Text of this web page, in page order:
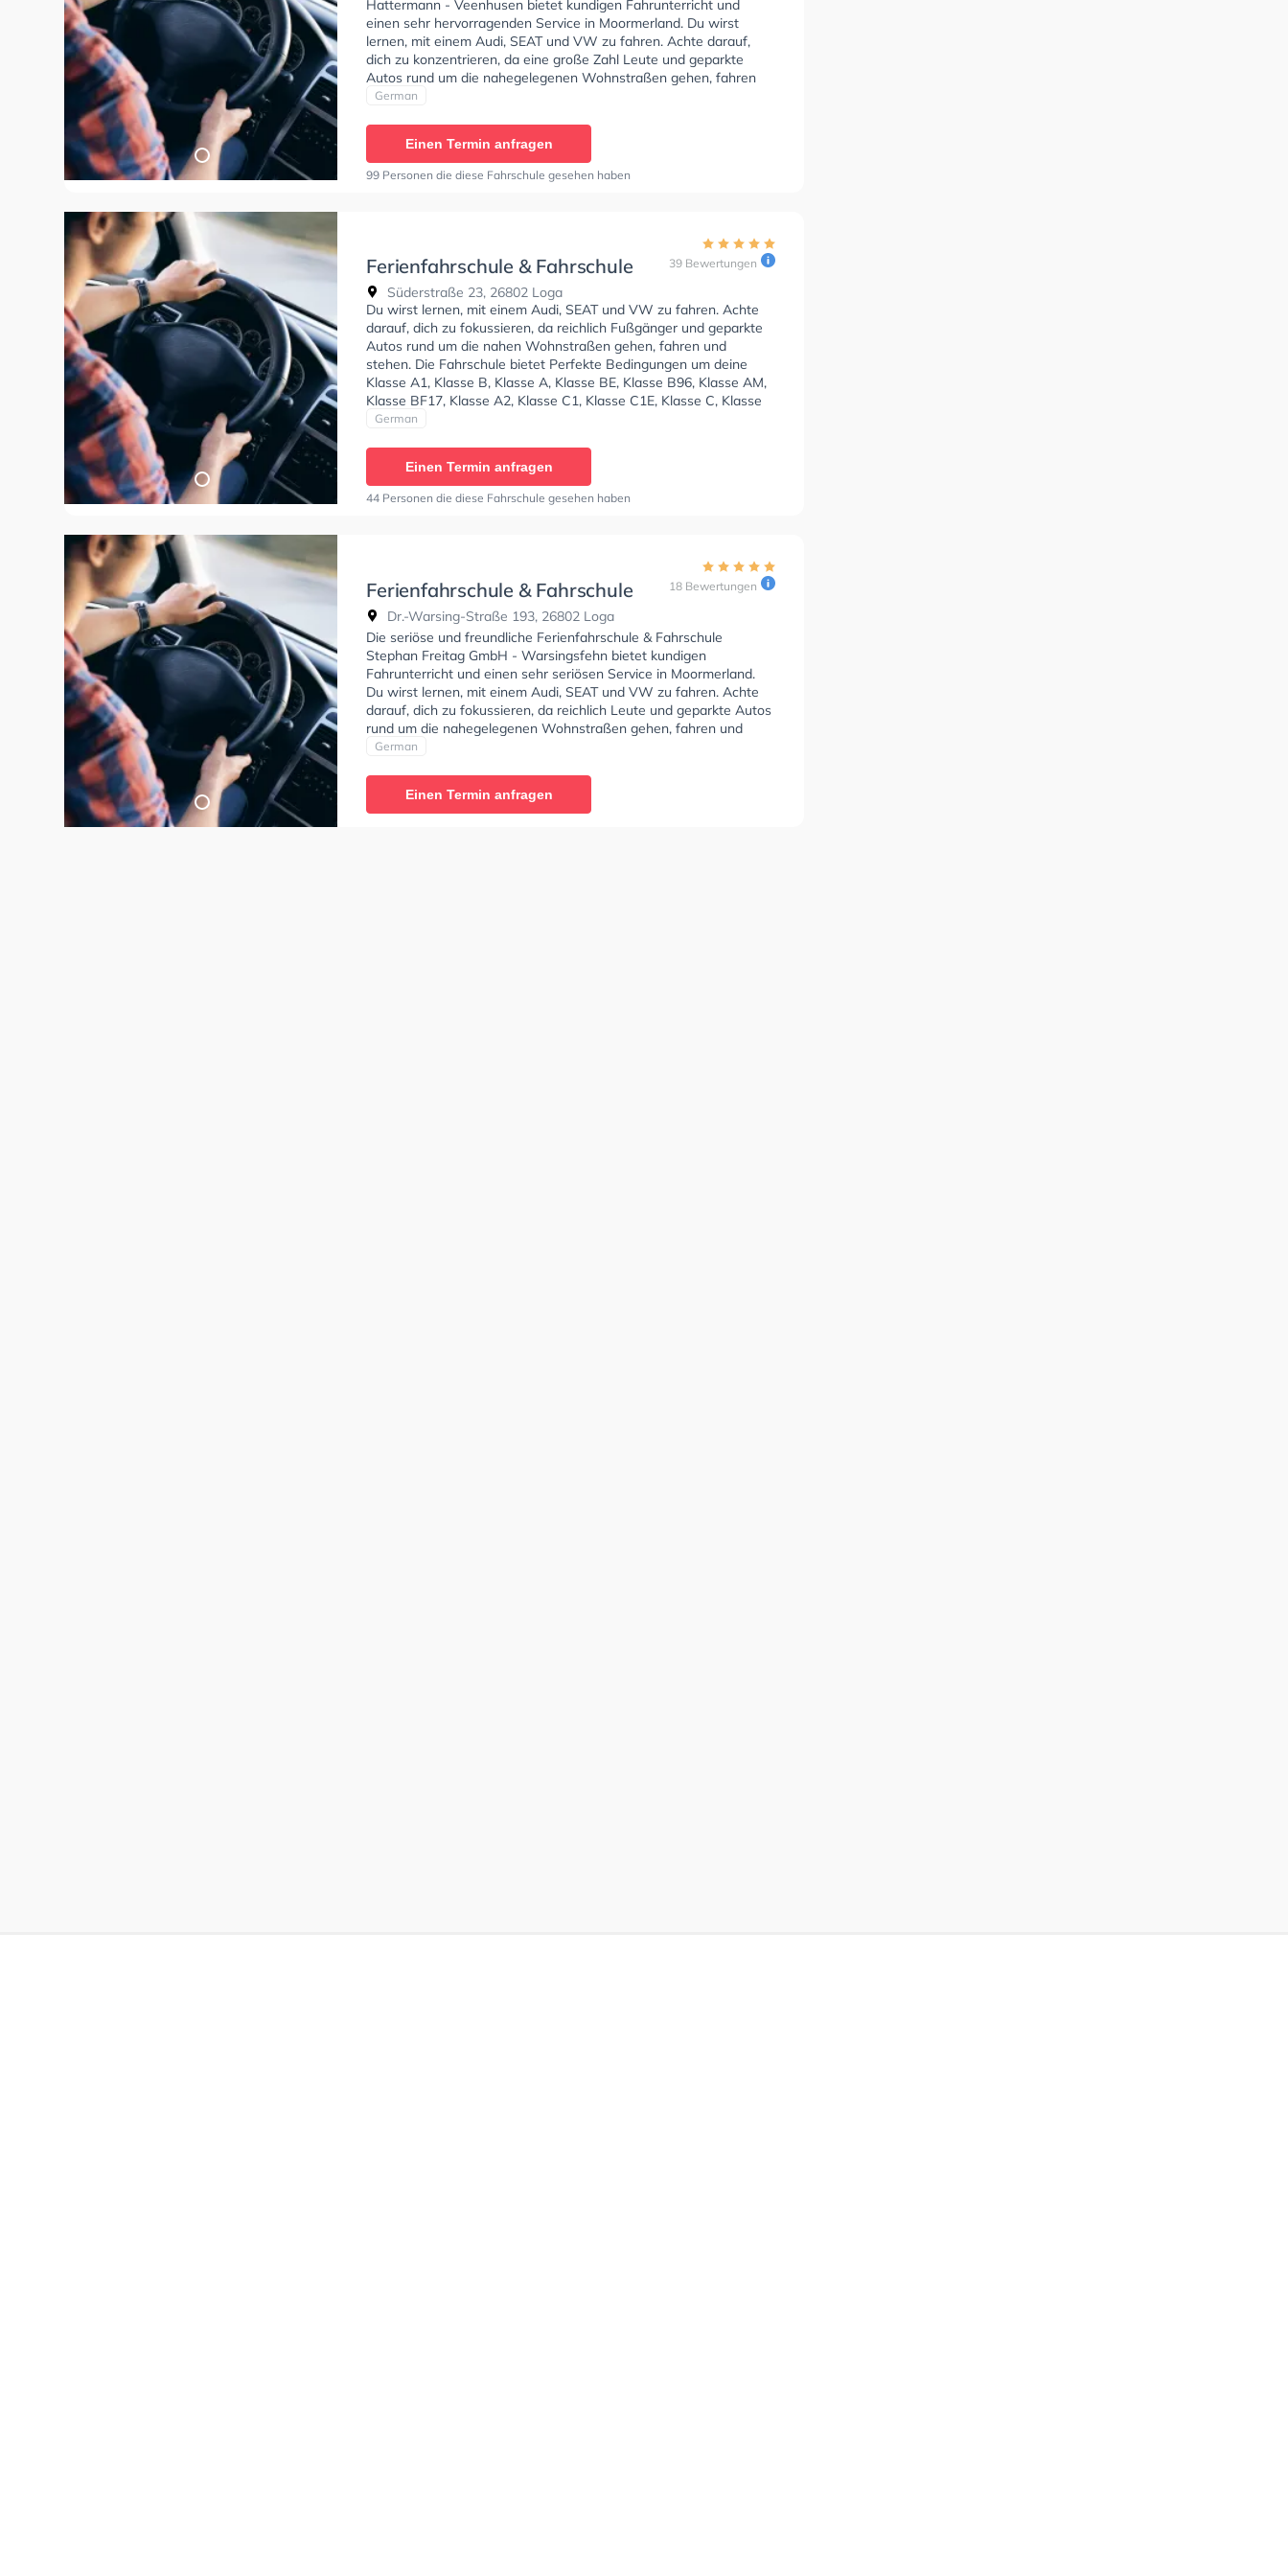
Hattermann - Veenhusen bietet kundigen Fahrunterricht und
einen sehr hervorragenden Service in Moormerland. Du wirst
lernen, mit einem Audi, SEAT und VW zu fahren. Achte darauf,
dich zu konzentrieren, da eine große Zahl Leute und geparkte
Autos rund um die nahegelegenen Wohnstraßen gehen, fahren
und stehen. Die Fahrschule bietet Perfekte Bedingungen um deine
Klasse BF17, Klasse A2, Klasse C1, Klasse C1E, Klasse C, Klasse
CE, Klasse L, Klasse T und Mofa - Prüfbescheinigung zu erhalten.
In der Ferienfahrschule & Fahrschule Sven Hattermann -
Veenhusen Sie können einen Termin online anfragen.
German
Einen Termin anfragen
99 Personen die diese Fahrschule gesehen haben
Ferienfahrschule & Fahrschule
Stephan Freitag GmbH -
Neermoor
Süderstraße 23, 26802 Loga
39 Bewertungen
Du wirst lernen, mit einem Audi, SEAT und VW zu fahren. Achte
darauf, dich zu fokussieren, da reichlich Fußgänger und geparkte
Autos rund um die nahen Wohnstraßen gehen, fahren und
stehen. Die Fahrschule bietet Perfekte Bedingungen um deine
Klasse A1, Klasse B, Klasse A, Klasse BE, Klasse B96, Klasse AM,
Klasse BF17, Klasse A2, Klasse C1, Klasse C1E, Klasse C, Klasse
CE, Klasse L, Klasse T und Mofa - Prüfbescheinigung zu erhalten.
Neermoor Sie können einen Termin online anfragen.
German
Einen Termin anfragen
44 Personen die diese Fahrschule gesehen haben
Ferienfahrschule & Fahrschule
Stephan Freitag GmbH -
Warsingsfehn
Dr.-Warsing-Straße 193, 26802 Loga
18 Bewertungen
Die seriöse und freundliche Ferienfahrschule & Fahrschule
Stephan Freitag GmbH - Warsingsfehn bietet kundigen
Fahrunterricht und einen sehr seriösen Service in Moormerland.
Du wirst lernen, mit einem Audi, SEAT und VW zu fahren. Achte
darauf, dich zu fokussieren, da reichlich Leute und geparkte Autos
rund um die nahegelegenen Wohnstraßen gehen, fahren und
stehen. Die Fahrschule bietet Perfekte Bedingungen um deine
Klasse BF17, Klasse A2, Klasse C1, Klasse C1E, Klasse C, Klasse
CE, Klasse L, Klasse T und Mofa - Prüfbescheinigung zu erhalten.
In der Ferienfahrschule & Fahrschule Stephan Freitag GmbH -
German
Einen Termin anfragen